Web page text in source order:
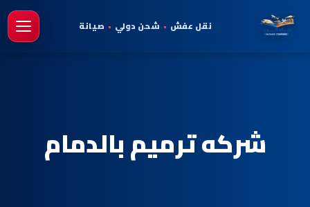
نقل عفش • شحن دولي • صيانة
شركه ترميم بالدمام